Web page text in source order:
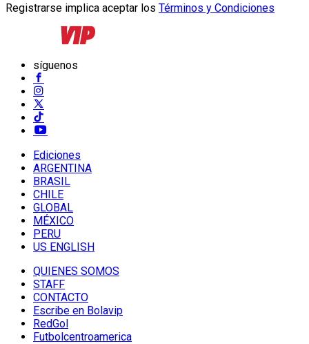
Registrarse implica aceptar los Términos y Condiciones
síguenos
Ediciones
ARGENTINA
BRASIL
CHILE
GLOBAL
MÉXICO
PERU
US ENGLISH
QUIENES SOMOS
STAFF
CONTACTO
Escribe en Bolavip
RedGol
Futbolcentroamerica